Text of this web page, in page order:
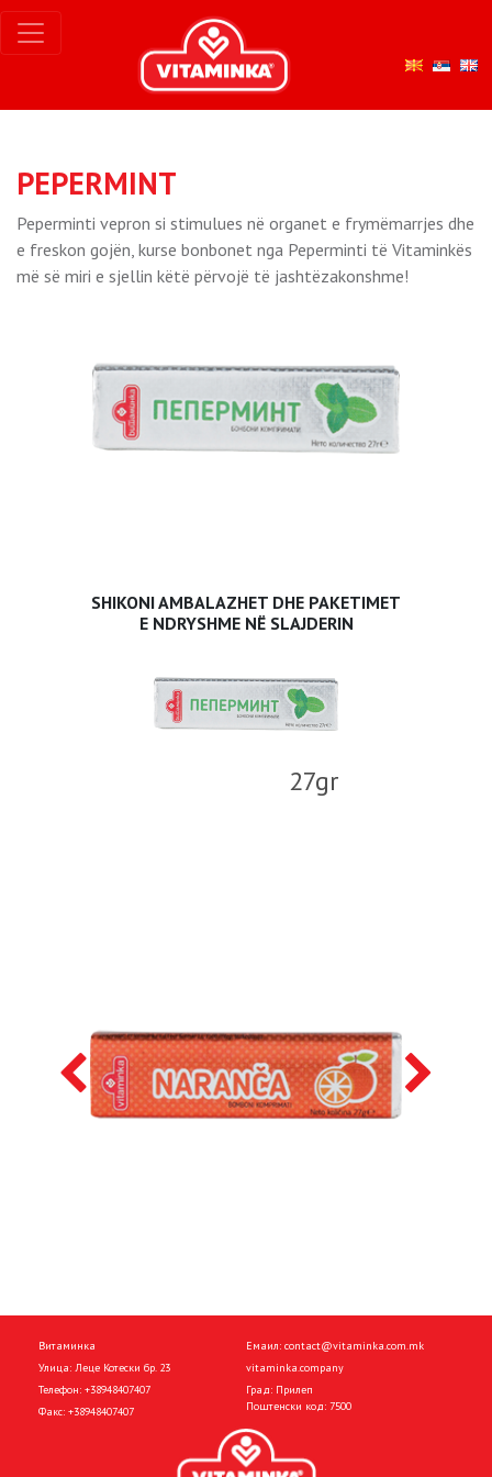
PEPERMINT
Peperminti vepron si stimulues në organet e frymëmarrjes dhe
e freskon gojën, kurse bonbonet nga Peperminti të Vitaminkës
më së miri e sjellin këtë përvojë të jashtëzakonshme!
SHIKONI AMBALAZHET DHE PAKETIMET
E NDRYSHME NË SLAJDERIN
27gr
Витаминка
Улица: Леце Котески бр. 23
Телефон: +38948407407
Факс: +38948407407
Емаил: contact@vitaminka.com.mk
vitaminka.company
Град: Прилеп
Поштенски код: 7500